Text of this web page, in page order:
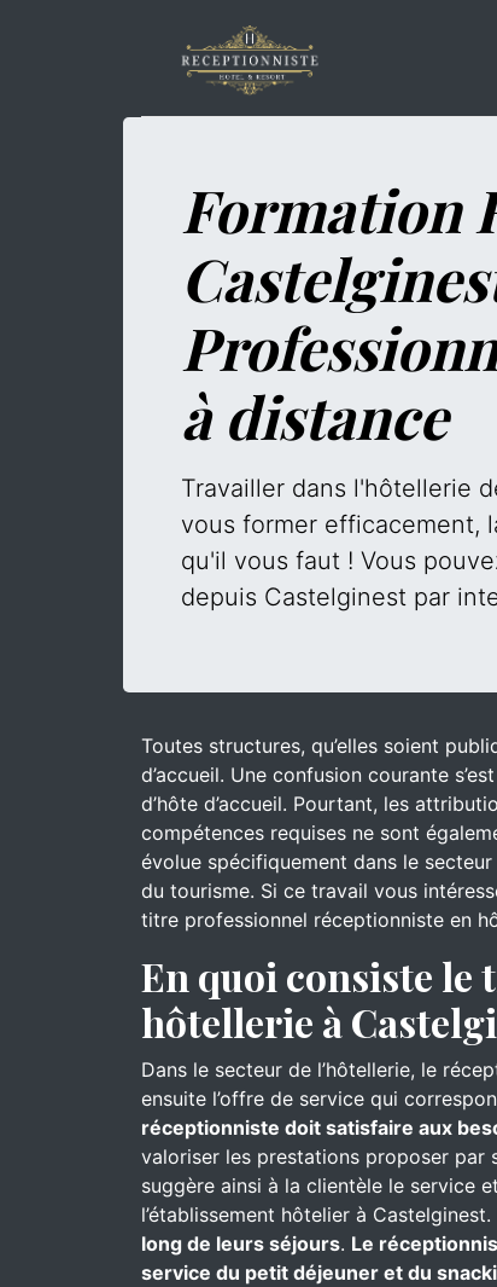
Formation
à distance
Travailler dans l'hôtellerie
vous former efficacement,
qu'il vous faut ! Vous
depuis Castelginest par
Toutes structures, qu’elles soient
d’accueil. Une confusion courante
d’hôte d’accueil. Pourtant, les
compétences requises ne sont
évolue spécifiquement dans le
du tourisme. Si ce travail vous
titre professionnel réceptionniste en
En quoi consiste le
hôtellerie à
Dans le secteur de l’hôtellerie, le
ensuite l’offre de service qui
réceptionniste doit satisfaire aux
valoriser les prestations proposer par
suggère ainsi à la clientèle le service
l’établissement hôtelier à Castelginest.
long de leurs séjours. Le
service du petit déjeuner et du